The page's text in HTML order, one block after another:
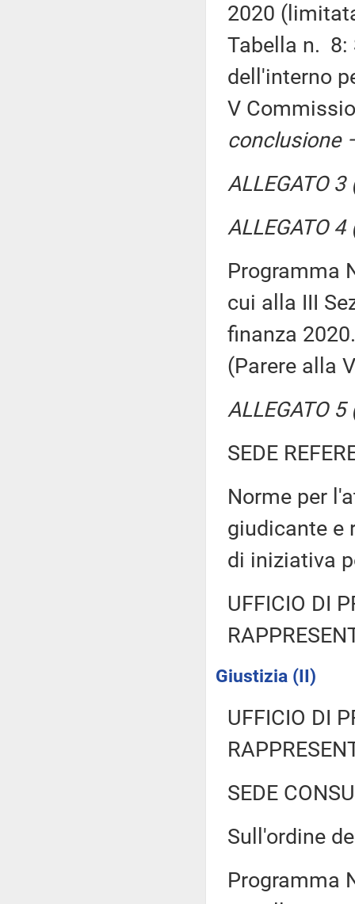
2020
Tabella n. 8:
dell'interno
V
conclusione
ALLEGATO
ALLEGATO
Programma
cui alla III
finanza
(Parere alla
ALLEGATO
SEDE
Norme per
giudicante e
di iniziativa
UFFICIO DI
Giustizia (II)
UFFICIO DI
SEDE
Sull'ordine
Programma